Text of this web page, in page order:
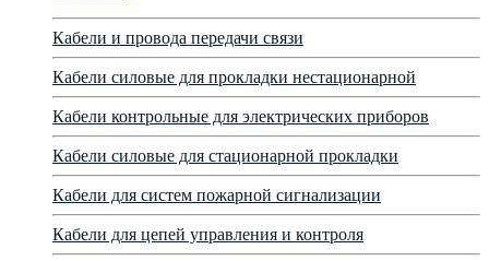
Кабели и провода передачи связи
Кабели силовые для прокладки нестационарной
Кабели контрольные для электрических приборов
Кабели силовые для стационарной прокладки
Кабели для систем пожарной сигнализации
Кабели для цепей управления и контроля